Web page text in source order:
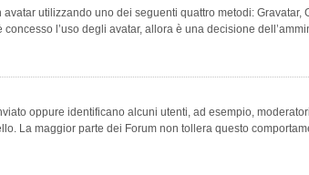
utilizzando uno dei seguenti quattro metodi:
l’uso degli avatar, allora è una decisione
oppure identificano alcuni utenti, ad esempio,
La maggior parte dei Forum non tollera questo